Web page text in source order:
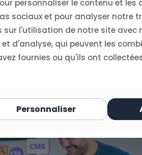
personnaliser le contenu et les
sociaux et pour analyser notre
l'utilisation de notre site avec
d'analyse, qui peuvent les
fournies ou qu'ils ont
Personnaliser